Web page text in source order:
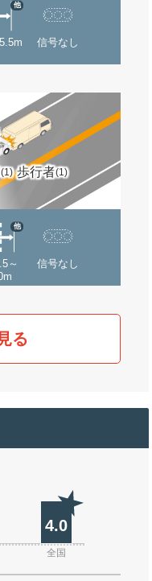
他
信号なし
(1) 歩行者(1)
～
他
信号なし
る
4.0
全国